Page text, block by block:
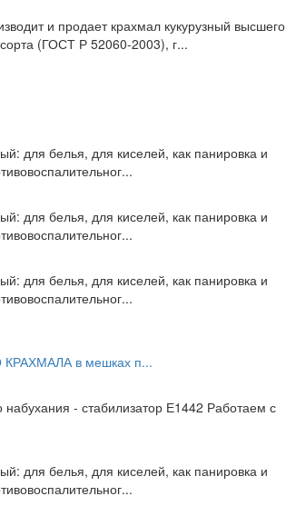
и продает крахмал кукурузный высшего
(ГОСТ Р 52060-2003), г...
для белья, для киселей, как панировка и
для белья, для киселей, как панировка и
для белья, для киселей, как панировка и
в мешках п...
- стабилизатор Е1442 Работаем с
для белья, для киселей, как панировка и